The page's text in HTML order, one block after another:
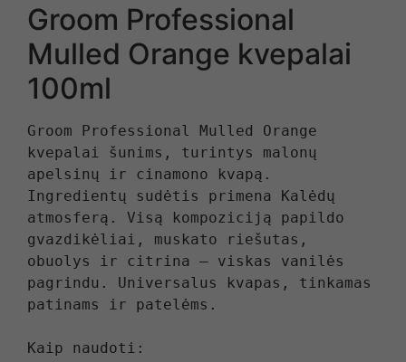
Groom Professional
Mulled Orange kvepalai
100ml
Groom Professional Mulled Orange
kvepalai šunims, turintys malonų
apelsinų ir cinamono kvapą.
Ingredientų sudėtis primena Kalėdų
atmosferą. Visą kompoziciją papildo
gvazdikėliai, muskato riešutas,
obuolys ir citrina – viskas vanilės
pagrindu. Universalus kvapas, tinkamas
patinams ir patelėms.
Kaip naudoti: